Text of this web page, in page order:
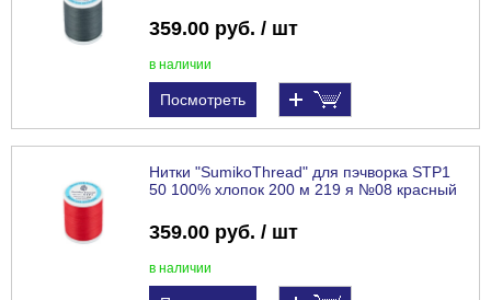
359.00 руб. / шт
в наличии
Посмотреть
Нитки "SumikoThread" для пэчворка STP1
50 100% хлопок 200 м 219 я №08 красный
359.00 руб. / шт
в наличии